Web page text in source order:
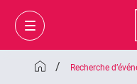
/ Recherche